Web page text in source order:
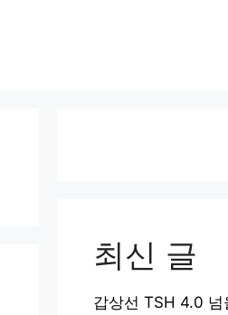
최신 글
갑상선 TSH 4.0 넘